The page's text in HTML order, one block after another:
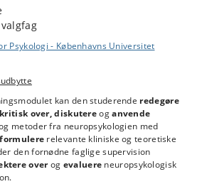
og metoder.
for klinisk neuropsykologi.
/ neuropsykologiske
/ skader og deres
neuropsykologisk rehabilitering og
kognitive forstyrrelser.
Psykologi - Københavns Universitet
kan den studerende redegøre
over, diskutereoganvende
metoder fra neuropsykologien med
relevante kliniske og teoretiske
den fornødne faglige supervision
overog evaluere neuropsykologisk